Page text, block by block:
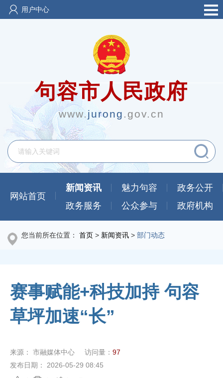
用户中心
句容市人民政府
www.jurong .gov.cn
网站首页
新闻资讯 魅力句容
政务公开
政务服务
公众参与 政府机构
您当前所在位置： 首页 > 新闻资讯 > 部门动态
赛事赋能+科技加持 句容
草坪加速“长”
来源： 市融媒体中心 访问量： 97
发布日期：
2026-05-29 08:45